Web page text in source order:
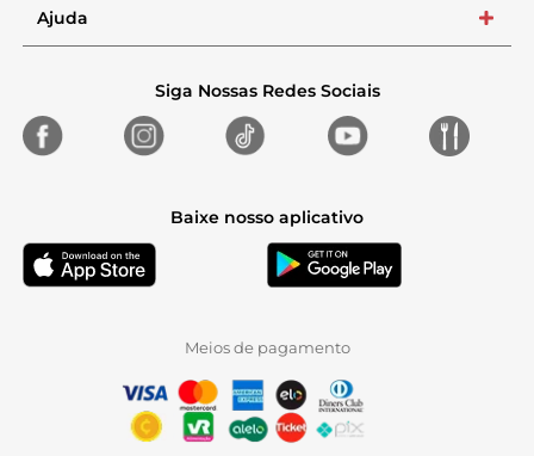
Ajuda +
Siga Nossas Redes Sociais
Baixe nosso aplicativo
Meios de pagamento